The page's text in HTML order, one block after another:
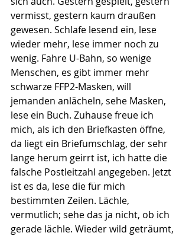
vermisst, gestern kaum draußen
gewesen. Schlafe lesend ein, lese
wieder mehr, lese immer noch zu
wenig. Fahre U-Bahn, so wenige
Menschen, es gibt immer mehr
schwarze FFP2-Masken, will
jemanden anlächeln, sehe Masken,
lese ein Buch. Zuhause freue ich
mich, als ich den Briefkasten öffne,
da liegt ein Briefumschlag, der sehr
lange herum geirrt ist, ich hatte die
falsche Postleitzahl angegeben. Jetzt
ist es da, lese die für mich
bestimmten Zeilen. Lächle,
vermutlich; sehe das ja nicht, ob ich
gerade lächle. Wieder wild geträumt,